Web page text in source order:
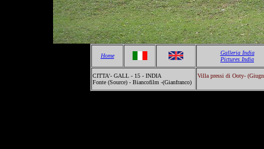
Home
Galleria India
Pictures India
CITTA'- GALL - 15 - INDIA
Fonte (Source) - Biancofilm -(Gianfranco)
Villa pressi di Ooty-